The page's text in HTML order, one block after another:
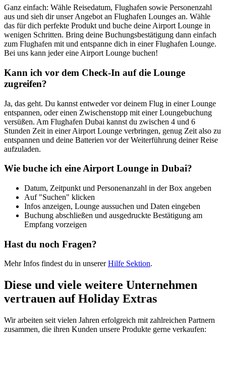
Ganz einfach: Wähle Reisedatum, Flughafen sowie Personenzahl
aus und sieh dir unser Angebot an Flughafen Lounges an. Wähle
das für dich perfekte Produkt und buche deine Airport Lounge in
wenigen Schritten. Bring deine Buchungsbestätigung dann einfach
zum Flughafen mit und entspanne dich in einer Flughafen Lounge.
Bei uns kann jeder eine Airport Lounge buchen!
Kann ich vor dem Check-In auf die Lounge
zugreifen?
Ja, das geht. Du kannst entweder vor deinem Flug in einer Lounge
entspannen, oder einen Zwischenstopp mit einer Loungebuchung
versüßen. Am Flughafen Dubai kannst du zwischen 4 und 6
Stunden Zeit in einer Airport Lounge verbringen, genug Zeit also zu
entspannen und deine Batterien vor der Weiterführung deiner Reise
aufzuladen.
Wie buche ich eine Airport Lounge in Dubai?
Datum, Zeitpunkt und Personenanzahl in der Box angeben
Auf "Suchen" klicken
Infos anzeigen, Lounge aussuchen und Daten eingeben
Buchung abschließen und ausgedruckte Bestätigung am
Empfang vorzeigen
Hast du noch Fragen?
Mehr Infos findest du in unsererHilfe Sektion.
Diese und viele weitere Unternehmen
vertrauen auf Holiday Extras
Wir arbeiten seit vielen Jahren erfolgreich mit zahlreichen Partnern
zusammen, die ihren Kunden unsere Produkte gerne verkaufen: